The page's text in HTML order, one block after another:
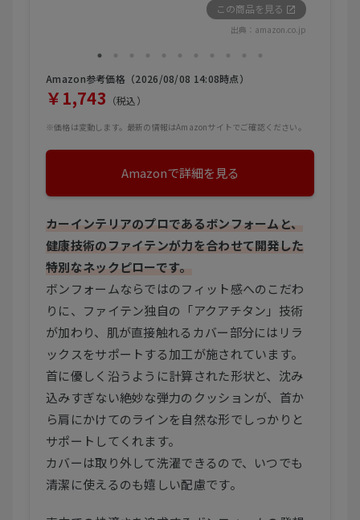
この商品を見る
出典： amazon.co.jp
Amazon参考価格（2026/08/08 14:08時点）
￥1,743 （税込）
※価格は変動します。最新の情報はAmazonサイトでご確認ください。
Amazonで詳細を見る
カーインテリアのプロであるボンフォームと、
健康技術のファイテンが力を合わせて開発した
特別なネックピローです。
ボンフォームならではのフィット感へのこだわ
りに、ファイテン独自の「アクアチタン」技術
が加わり、肌が直接触れるカバー部分にはリラ
ックスをサポートする加工が施されています。
首に優しく沿うように計算された形状と、沈み
込みすぎない絶妙な弾力のクッションが、首か
ら肩にかけてのラインを自然な形でしっかりと
サポートしてくれます。
カバーは取り外して洗濯できるので、いつでも
清潔に使えるのも嬉しい配慮です。